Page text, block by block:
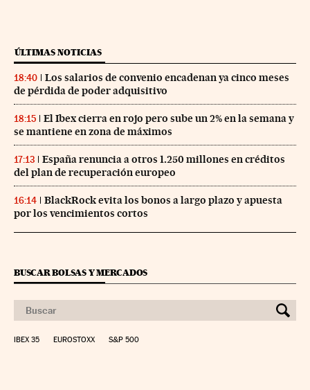
ÚLTIMAS NOTICIAS
18:40
Los salarios de convenio encadenan ya cinco meses
de pérdida de poder adquisitivo
18:15
El Ibex cierra en rojo pero sube un 2% en la semana y
se mantiene en zona de máximos
17:13
España renuncia a otros 1.250 millones en créditos
del plan de recuperación europeo
16:14
BlackRock evita los bonos a largo plazo y apuesta
por los vencimientos cortos
BUSCAR BOLSAS Y MERCADOS
IBEX 35 EUROSTOXX S&P 500